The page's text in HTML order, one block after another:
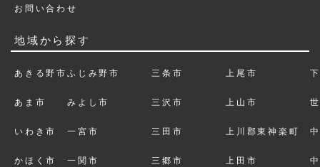
お問い合わせ
地域から探す
あきる野市
あま市
いわき市
かほく市
ふじみ野市
みよし市
一宮市
一関市
三条市
三沢市
三田市
三郷市
上尾市
上山市
上川郡東神楽町
上田市